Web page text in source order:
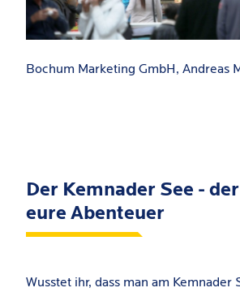
Bochum Marketing GmbH, Andreas
Der Kemnader See -
eure Abenteuer
Wusstet ihr, dass man am Kemnader